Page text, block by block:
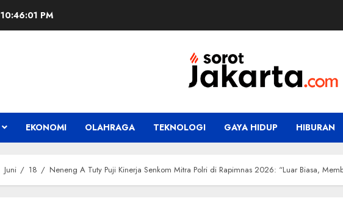
10:46:02 PM
EKONOMI OLAHRAGA TEKNOLOGI GAYA HIDUP HIBURAN
Juni 18 Neneng A Tuty Puji Kinerja Senkom Mitra Polri di Rapimnas 2026: “Luar Biasa,